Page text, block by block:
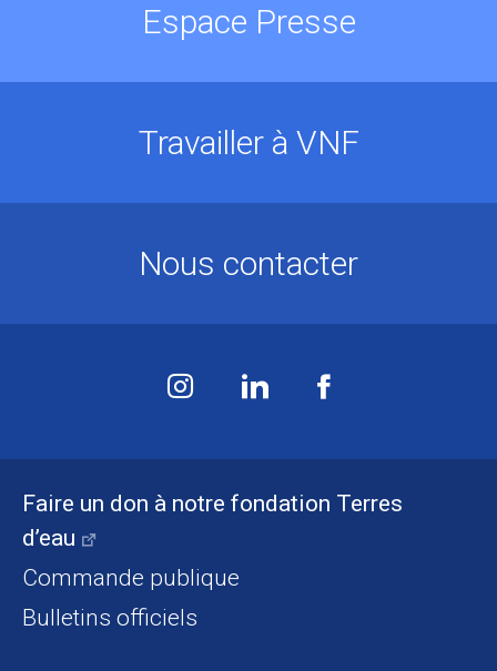
Faire un don à notre fondation Terres
d’eau
Commande publique
Bulletins officiels
Espace Presse
Travailler à VNF
Nous contacter